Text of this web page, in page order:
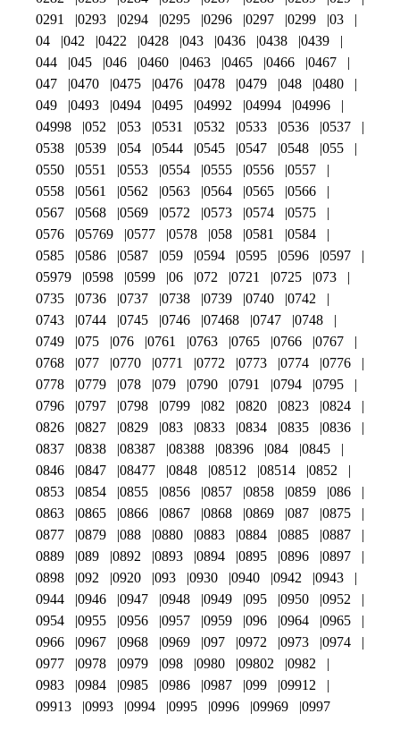
0291
0293 0294 0295 0296 0297 0299
03
04
042 0422 0428 043 0436 0438
0439
044
045 046 0460 0463 0465 0466
0467
047
0470 0475 0476 0478 0479 048
0480
049
0493 0494 0495 04992 04994
04996
04998
052 053 0531 0532 0533 0536
0537
0538
0539 054 0544 0545 0547 0548
055
0550
0551 0553 0554 0555 0556
0557
0558
0561 0562 0563 0564 0565
0566
0567
0568 0569 0572 0573 0574
0575
0576
05769 0577 0578 058 0581
0584
0585
0586 0587 059 0594 0595 0596
0597
05979
0598 0599 06 072 0721 0725
073
0735
0736 0737 0738 0739 0740
0742
0743
0744 0745 0746 07468 0747
0748
0749
075 076 0761 0763 0765 0766
0767
0768
077 0770 0771 0772 0773 0774
0776
0778
0779 078 079 0790 0791 0794
0795
0796
0797 0798 0799 082 0820 0823
0824
0826
0827 0829 083 0833 0834 0835
0836
0837
0838 08387 08388 08396 084
0845
0846
0847 08477 0848 08512 08514
0852
0853
0854 0855 0856 0857 0858 0859
086
0863
0865 0866 0867 0868 0869 087
0875
0877
0879 088 0880 0883 0884 0885
0887
0889
089 0892 0893 0894 0895 0896
0897
0898
092 0920 093 0930 0940 0942
0943
0944
0946 0947 0948 0949 095 0950
0952
0954
0955 0956 0957 0959 096 0964
0965
0966
0967 0968 0969 097 0972 0973
0974
0977
0978 0979 098 0980 09802
0982
0983
0984 0985 0986 0987 099
09912
09913
0993 0994 0995 0996 09969 0997